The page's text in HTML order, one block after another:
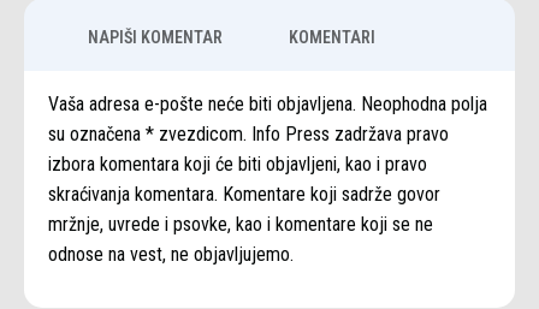
NAPIŠI KOMENTAR KOMENTARI
Vaša adresa e-pošte neće biti objavljena. Neophodna polja
su označena * zvezdicom. Info Press zadržava pravo
izbora komentara koji će biti objavljeni, kao i pravo
skraćivanja komentara. Komentare koji sadrže govor
mržnje, uvrede i psovke, kao i komentare koji se ne
odnose na vest, ne objavljujemo.